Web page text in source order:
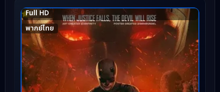
Full HD
พากย์ไทย
8.1